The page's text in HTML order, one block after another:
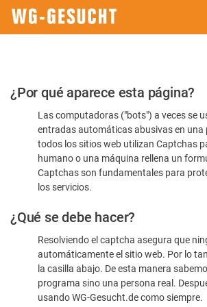
Por
favor,
confirme
humano
¿Por qué aparece esta página?
Las computadoras ("bots") a veces se
entradas automáticas abusivas en una
todos los sitios web utilizan Captchas
humano o una máquina rellena un
Captchas son fundamentales para
los servicios.
¿Qué se debe hacer?
Resolviendo el captcha asegura que
automáticamente el sitio web. Por lo
la casilla abajo. De esta manera
programa sino una persona real.
usando WG-Gesucht.de como siempre.